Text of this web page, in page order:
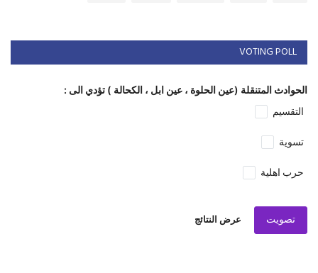
VOTING POLL
الحوادث المتنقلة (عين الحلوة ، عين ابل ، الكحالة ) تؤدي الى :
التقسيم
تسوية
حرب اهلية
تصويت عرض النتائج